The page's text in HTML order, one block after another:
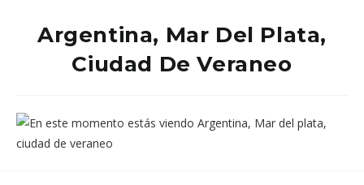
Argentina, Mar Del Plata,
Ciudad De Veraneo